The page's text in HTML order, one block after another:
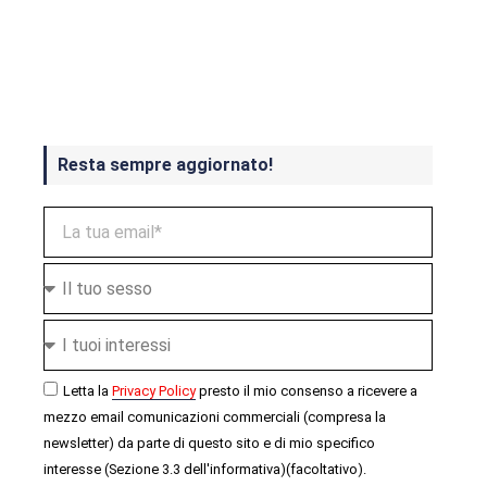
Resta sempre aggiornato!
Letta la Privacy Policypresto il mio consenso a ricevere a
mezzo email comunicazioni commerciali (compresa la
newsletter) da parte di questo sito e di mio specifico
interesse (Sezione 3.3 dell'informativa)(facoltativo).